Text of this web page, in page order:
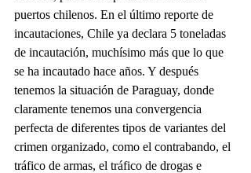
puertos chilenos. En el último reporte de
incautaciones, Chile ya declara 5 toneladas
de incautación, muchísimo más que lo que
se ha incautado hace años. Y después
tenemos la situación de Paraguay, donde
claramente tenemos una convergencia
perfecta de diferentes tipos de variantes del
crimen organizado, como el contrabando, el
tráfico de armas, el tráfico de drogas e